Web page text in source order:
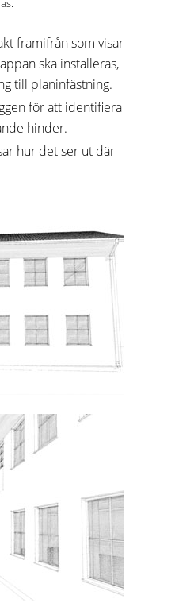
framifrån som visar
ska installeras,
till planinfästning.
för att identifiera
hinder.
hur det ser ut där